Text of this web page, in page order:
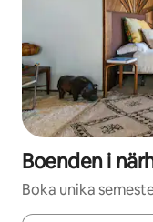
Boenden i
Boka unika